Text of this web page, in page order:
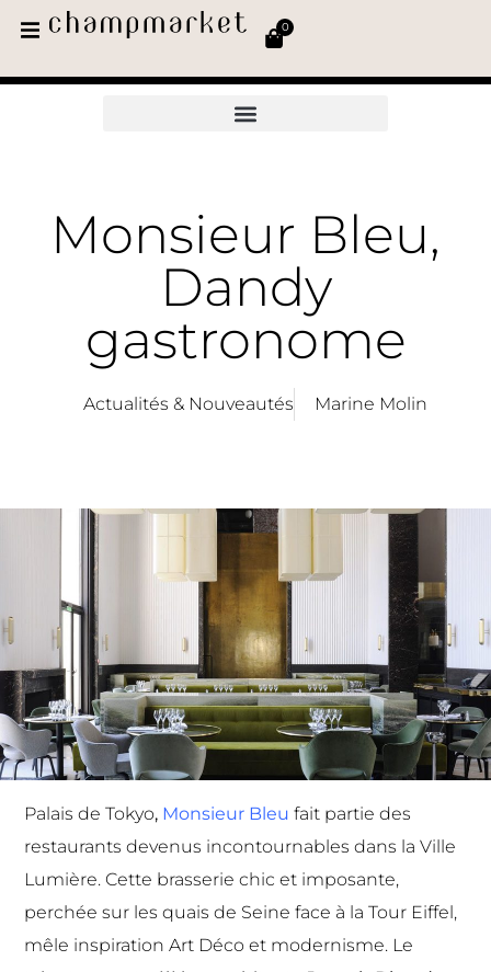
0
Monsieur Bleu,
Dandy
gastronome
Actualités & Nouveautés Marine Molin
Palais de Tokyo, Monsieur Bleu fait partie des
restaurants devenus incontournables dans la Ville
Lumière. Cette brasserie chic et imposante,
perchée sur les quais de Seine face à la Tour Eiffel,
mêle inspiration Art Déco et modernisme. Le